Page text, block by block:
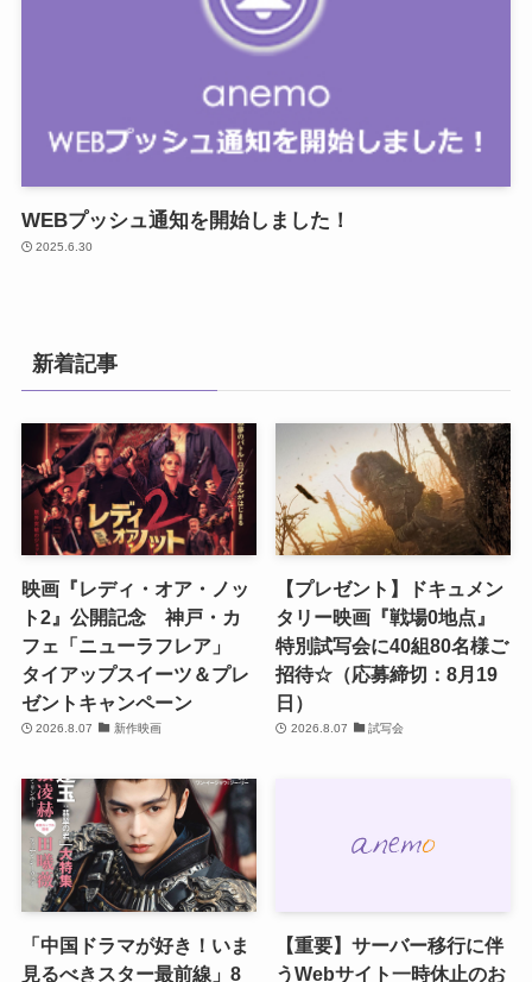
WEBプッシュ通知を開始しました！
2025.6.30
新着記事
映画『レディ・オア・ノッ
ト2』公開記念 神戸・カ
フェ「ニューラフレア」
タイアップスイーツ＆プレ
ゼントキャンペーン
2026.8.07 新作映画
【プレゼント】ドキュメン
タリー映画『戦場0地点』
特別試写会に40組80名様ご
招待☆（応募締切：8月19
日）
2026.8.07 試写会
「中国ドラマが好き！いま
見るべきスター最前線」8
【重要】サーバー移行に伴
うWebサイト一時休止のお